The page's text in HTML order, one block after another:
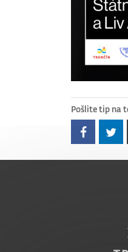
Pošlite tip na